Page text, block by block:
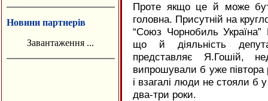
Новини партнерів
Завантаження ...
Проте якщо це й може
головна. Присутній на
“Союз Чорнобиль Україна”
що й діяльність
представляє Я.Гошій,
випрошували б уже півтора
і взагалі люди не стояли б
два-три роки.